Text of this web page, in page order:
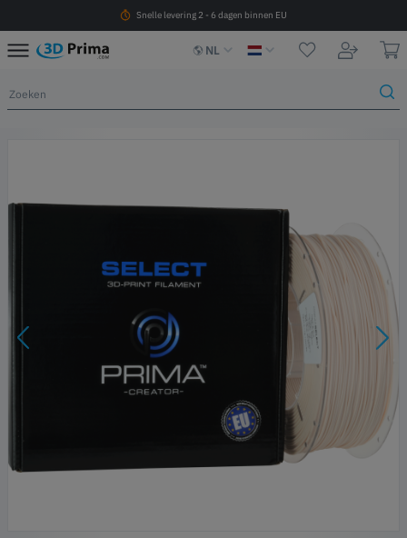
Snelle levering 2 - 6 dagen binnen EU
NL